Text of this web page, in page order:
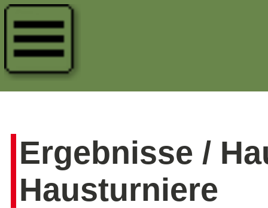
Ergebnisse /
Hausturniere